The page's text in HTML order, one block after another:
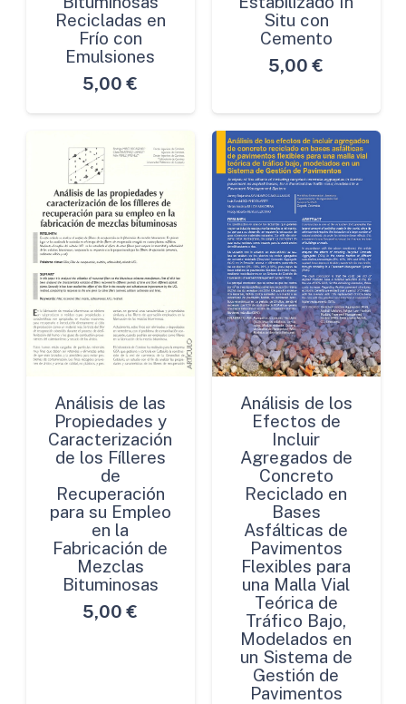
Recicladas en
Frío con
Emulsiones
5,00 €
Situ con
Cemento
5,00 €
Análisis de las
Propiedades y
Caracterización
de los Fílleres
de
Recuperación
para su Empleo
en la
Fabricación de
Mezclas
Bituminosas
5,00 €
Análisis de los
Efectos de
Incluir
Agregados de
Concreto
Reciclado en
Bases
Asfálticas de
Pavimentos
Flexibles para
una Malla Vial
Teórica de
Tráfico Bajo,
Modelados en
un Sistema de
Gestión de
Pavimentos